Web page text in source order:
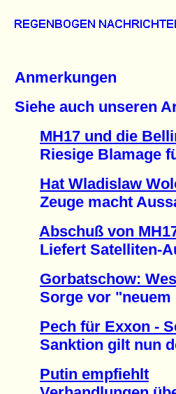
Anmerkungen
Siehe auch unseren
MH17 und die
Riesige Blamage
Hat Wladislaw
Zeuge macht
Abschuß von
Liefert Satelliten-
Gorbatschow:
Sorge vor "neuem
Pech für Exxon -
Sanktion gilt nun
Putin empfiehlt